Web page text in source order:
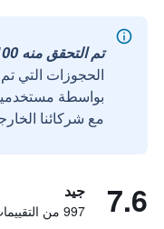
تم التحقق منه 100%
الحجوزات التي
مع شركائنا
7.6 جيد
997 من التقييمات تم التحقق منها